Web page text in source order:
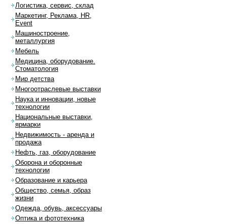
Логистика, сервис, склад
Маркетинг, Реклама, HR,
Event
Машиностроение,
металлургия
Мебель
Медицина, оборудование.
Стоматология
Мир детства
Многоотраслевые выставки
Наука и инновации, новые
технологии
Национальные выставки,
ярмарки
Недвижимость - аренда и
продажа
Нефть, газ, оборудование
Оборона и оборонные
технологии
Образование и карьера
Общество, семья, образ
жизни
Одежда, обувь, аксессуары
Оптика и фототехника